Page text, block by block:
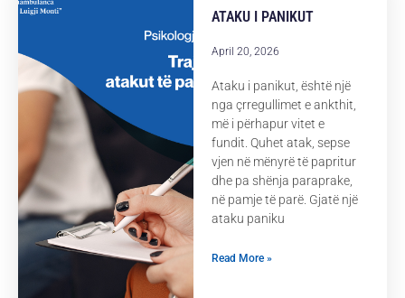
ATAKU I PANIKUT
April 20, 2026
Ataku i panikut, është një
nga çrregullimet e ankthit,
më i përhapur vitet e
fundit. Quhet atak, sepse
vjen në mënyrë të papritur
dhe pa shënja paraprake,
në pamje të parë. Gjatë një
ataku paniku
Read More »